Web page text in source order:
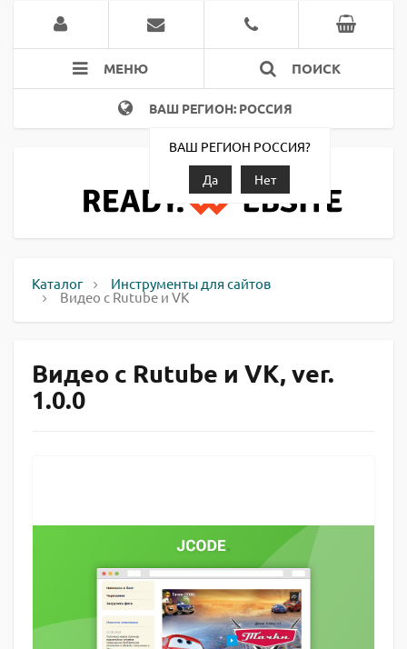
МЕНЮ ПОИСК
ВАШ РЕГИОН: РОССИЯ
ВАШ РЕГИОН РОССИЯ?
Да
Нет
Каталог Инструменты для сайтов
Видео с Rutube и VK
Видео с Rutube и VK, ver.
1.0.0